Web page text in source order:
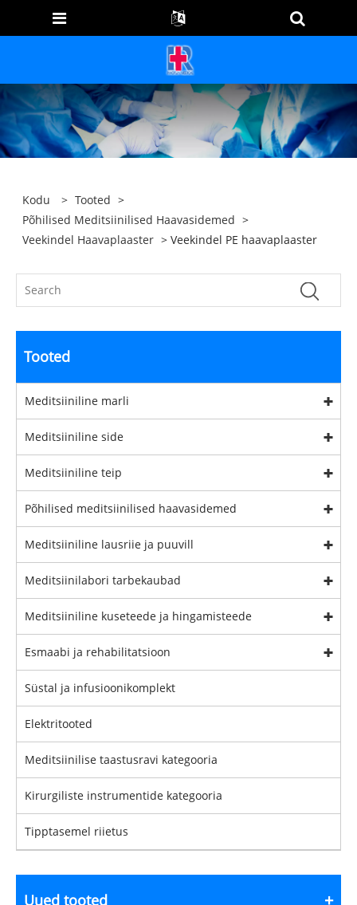
Kodu > Tooted >
Põhilised Meditsiinilised Haavasidemed >
Veekindel Haavaplaaster > Veekindel PE haavaplaaster
Tooted
Meditsiiniline marli
Meditsiiniline side
Meditsiiniline teip
Põhilised meditsiinilised haavasidemed
Meditsiiniline lausriie ja puuvill
Meditsiinilabori tarbekaubad
Meditsiiniline kuseteede ja hingamisteede
Esmaabi ja rehabilitatsioon
Süstal ja infusioonikomplekt
Elektritooted
Meditsiinilise taastusravi kategooria
Kirurgiliste instrumentide kategooria
Tipptasemel riietus
Uued tooted